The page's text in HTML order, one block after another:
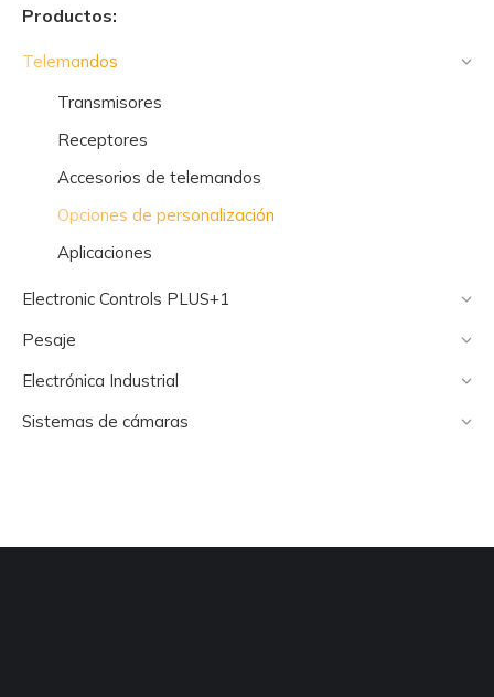
Productos:
Telemandos
Transmisores
Receptores
Accesorios de telemandos
Opciones de personalización
Aplicaciones
Electronic Controls PLUS+1
Pesaje
Electrónica Industrial
Sistemas de cámaras